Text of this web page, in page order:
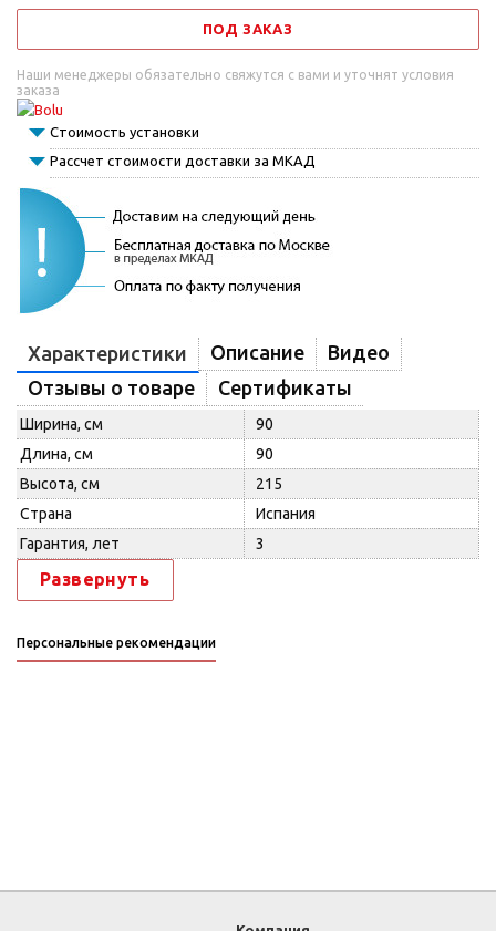
ПОД ЗАКАЗ
Наши менеджеры обязательно свяжутся с вами и уточнят условия
заказа
Стоимость установки
Рассчет стоимости доставки за МКАД
Характеристики Описание
Видео
Отзывы о товаре
Сертификаты
Ширина, см
90
Длина, см
90
Высота, см
215
Страна
Испания
Гарантия, лет
3
Развернуть
Персональные рекомендации